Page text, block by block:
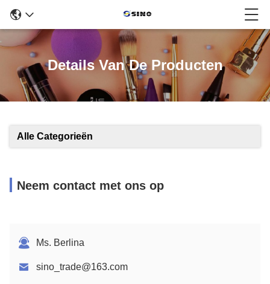
Details Van De Producten
Alle Categorieën
Neem contact met ons op
Ms. Berlina
sino_trade@163.com